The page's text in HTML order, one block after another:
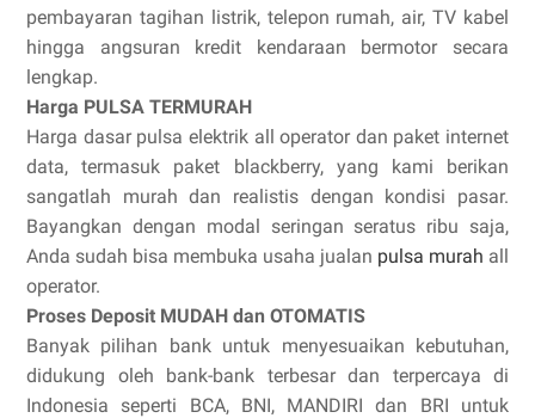
pembayaran tagihan listrik, telepon rumah, air, TV kabel
hingga angsuran kredit kendaraan bermotor secara
lengkap.
Harga PULSA TERMURAH
Harga dasar pulsa elektrik all operator dan paket internet
data, termasuk paket blackberry, yang kami berikan
sangatlah murah dan realistis dengan kondisi pasar.
Bayangkan dengan modal seringan seratus ribu saja,
Anda sudah bisa membuka usaha jualan pulsa murah all
operator.
Proses Deposit MUDAH dan OTOMATIS
Banyak pilihan bank untuk menyesuaikan kebutuhan,
didukung oleh bank-bank terbesar dan terpercaya di
Indonesia seperti BCA, BNI, MANDIRI dan BRI untuk